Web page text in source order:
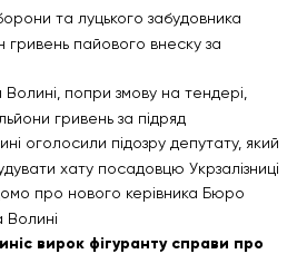
та луцького забудовника
гривень пайового внеску за
Волині, попри змову на тендері,
гривень за підряд
оголосили підозру депутату, який
хату посадовцю Укрзалізниці
про нового керівника Бюро
Волині
вирок фігуранту справи про